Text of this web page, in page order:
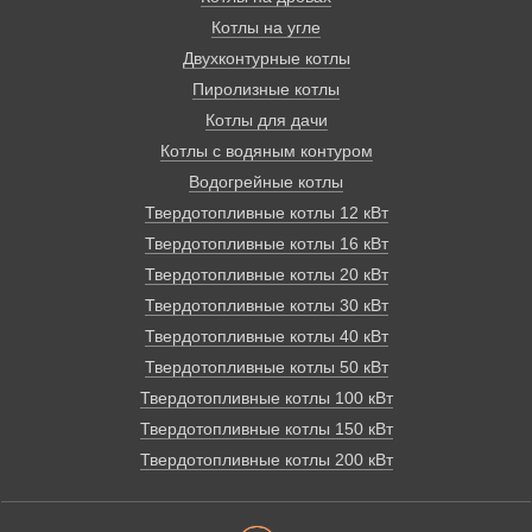
котле, экологически безопасно, просто и надежно.
Котлы на угле
Двухконтурные котлы
Пиролизные котлы
Котлы для дачи
Котлы с водяным контуром
Водогрейные котлы
Твердотопливные котлы 12 кВт
Твердотопливные котлы 16 кВт
Твердотопливные котлы 20 кВт
Твердотопливные котлы 30 кВт
Твердотопливные котлы 40 кВт
Твердотопливные котлы 50 кВт
Твердотопливные котлы 100 кВт
Твердотопливные котлы 150 кВт
Твердотопливные котлы 200 кВт